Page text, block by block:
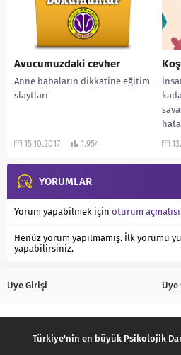
Avucumuzdaki cevher
Anne babaların dikkatine eğitim
slaytları
15.10.2017 1.954
YORUMLAR
Yorum yapabilmek için oturum
Henüz yorum yapılmamış. İlk yorumu
yapabilirsiniz.
Üye Girişi Üye
Türkiye'nin en büyük Psikolojik